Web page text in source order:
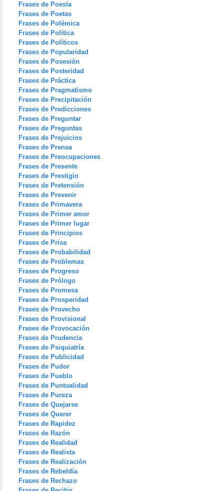
Frases de Poesía
Frases de Poetas
Frases de Polémica
Frases de Política
Frases de Políticos
Frases de Popularidad
Frases de Posesión
Frases de Posteridad
Frases de Práctica
Frases de Pragmatismo
Frases de Precipitación
Frases de Predicciones
Frases de Preguntar
Frases de Preguntas
Frases de Prejuicios
Frases de Prensa
Frases de Preocupaciones
Frases de Presente
Frases de Prestigio
Frases de Pretensión
Frases de Prevenir
Frases de Primavera
Frases de Primer amor
Frases de Primer lugar
Frases de Principios
Frases de Prisa
Frases de Probabilidad
Frases de Problemas
Frases de Progreso
Frases de Prólogo
Frases de Promesa
Frases de Prosperidad
Frases de Provecho
Frases de Provisional
Frases de Provocación
Frases de Prudencia
Frases de Psiquiatría
Frases de Publicidad
Frases de Pudor
Frases de Pueblo
Frases de Puntualidad
Frases de Pureza
Frases de Quejarse
Frases de Querer
Frases de Rapidez
Frases de Razón
Frases de Realidad
Frases de Realista
Frases de Realización
Frases de Rebeldía
Frases de Rechazo